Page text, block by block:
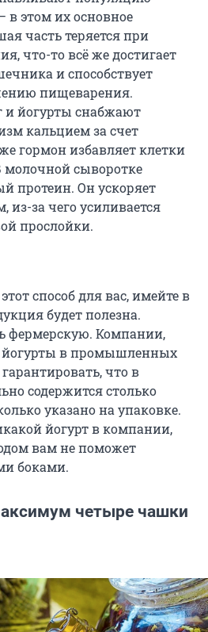
в этом их основное
часть теряется при
что-то всё же достигает
и способствует
пищеварения.
и йогурты снабжают
кальцием за счет
гормон избавляет клетки
сыворотке
протеин. Он ускоряет
за чего усиливается
прослойки.
способ для вас, имейте в
будет полезна.
фермерскую. Компании,
йогурты в промышленных
что в
содержится столько
указано на упаковке.
йогурт в компании,
вам не поможет
боками.
четыре чашки